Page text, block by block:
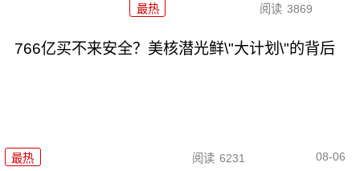
最热 阅读 3869
766亿买不来安全？美核潜光鲜\"大计划\"的背后
最热 阅读 6231 08-06